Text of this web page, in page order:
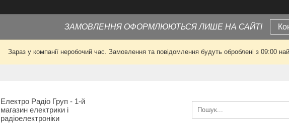
ЗАМОВЛЕННЯ ОФОРМЛЮЮТЬСЯ ЛИШЕ НА САЙТІ
Зараз у компанії неробочий час. Замовлення та повідомлення будуть оброблені з 09:00
Електро Радіо Груп - 1-й
магазин електрики і
радіоелектроніки